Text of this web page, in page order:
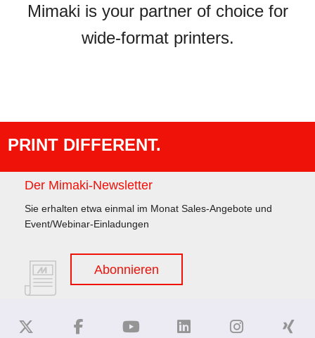
Mimaki is your partner of choice for
wide-format printers.
PRINT DIFFERENT.
Der Mimaki-Newsletter
Sie erhalten etwa einmal im Monat Sales-Angebote und
Event/Webinar-Einladungen
Abonnieren